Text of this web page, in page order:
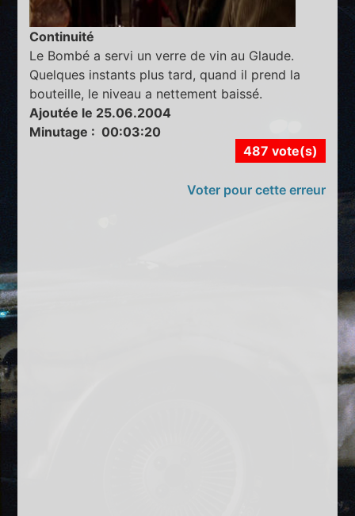
Continuité
Le Bombé a servi un verre de vin au Glaude.
Quelques instants plus tard, quand il prend la
bouteille, le niveau a nettement baissé.
Ajoutée le 25.06.2004
Minutage : 00:03:20
487 vote(s)
Voter pour cette erreur